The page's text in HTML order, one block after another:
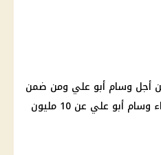
أجل وسام أبو علي ومن ضمن
وسام أبو علي عن 10 مليون